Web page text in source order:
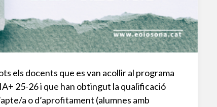
els docents que es van acollir al programa
25-26 i que han obtingut la qualificació
a o d’aprofitament (alumnes amb